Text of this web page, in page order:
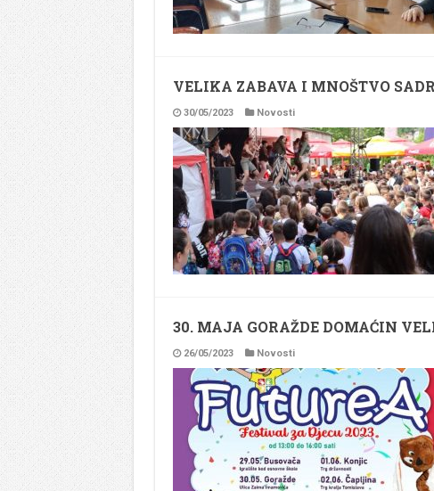
VELIKA ZABAVA I MNOŠTVO
30/05/2023 Novosti
30. MAJA GORAŽDE DOMAĆIN
26/05/2023 Novosti